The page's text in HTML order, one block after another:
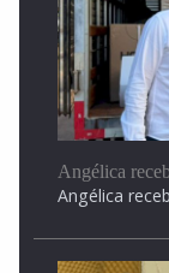
Angélica
Angélica